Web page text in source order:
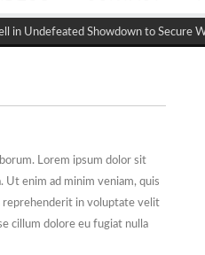
Undefeated Showdown to Secure
Lorem ipsum dolor sit
Ut enim ad minim veniam, quis
reprehenderit in voluptate velit
cillum dolore eu fugiat nulla